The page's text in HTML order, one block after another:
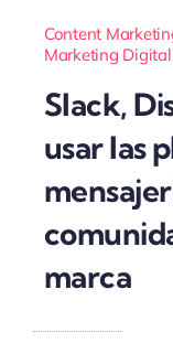
Content
Marketing Digital
Slack,
usar las
marca